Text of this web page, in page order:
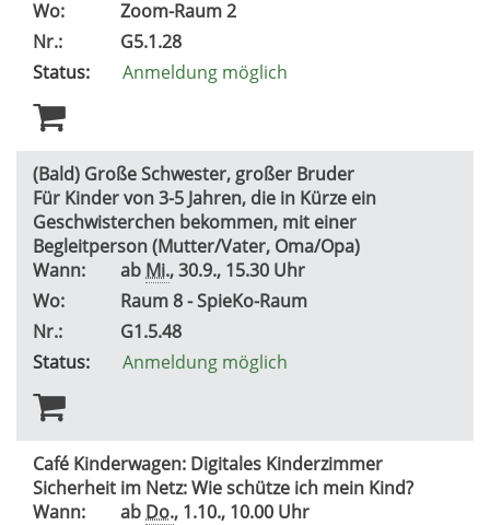
Wo:
Zoom-Raum 2
Nr.:
G5.1.28
Status:
Anmeldung möglich
(Bald) Große Schwester, großer Bruder
Für Kinder von 3-5 Jahren, die in Kürze ein
Geschwisterchen bekommen, mit einer
Begleitperson (Mutter/Vater, Oma/Opa)
Wann:
ab Mi., 30.9., 15.30 Uhr
Wo:
Raum 8 - SpieKo-Raum
Nr.:
G1.5.48
Status:
Anmeldung möglich
Café Kinderwagen: Digitales Kinderzimmer
Sicherheit im Netz: Wie schütze ich mein Kind?
Wann:
ab Do., 1.10., 10.00 Uhr